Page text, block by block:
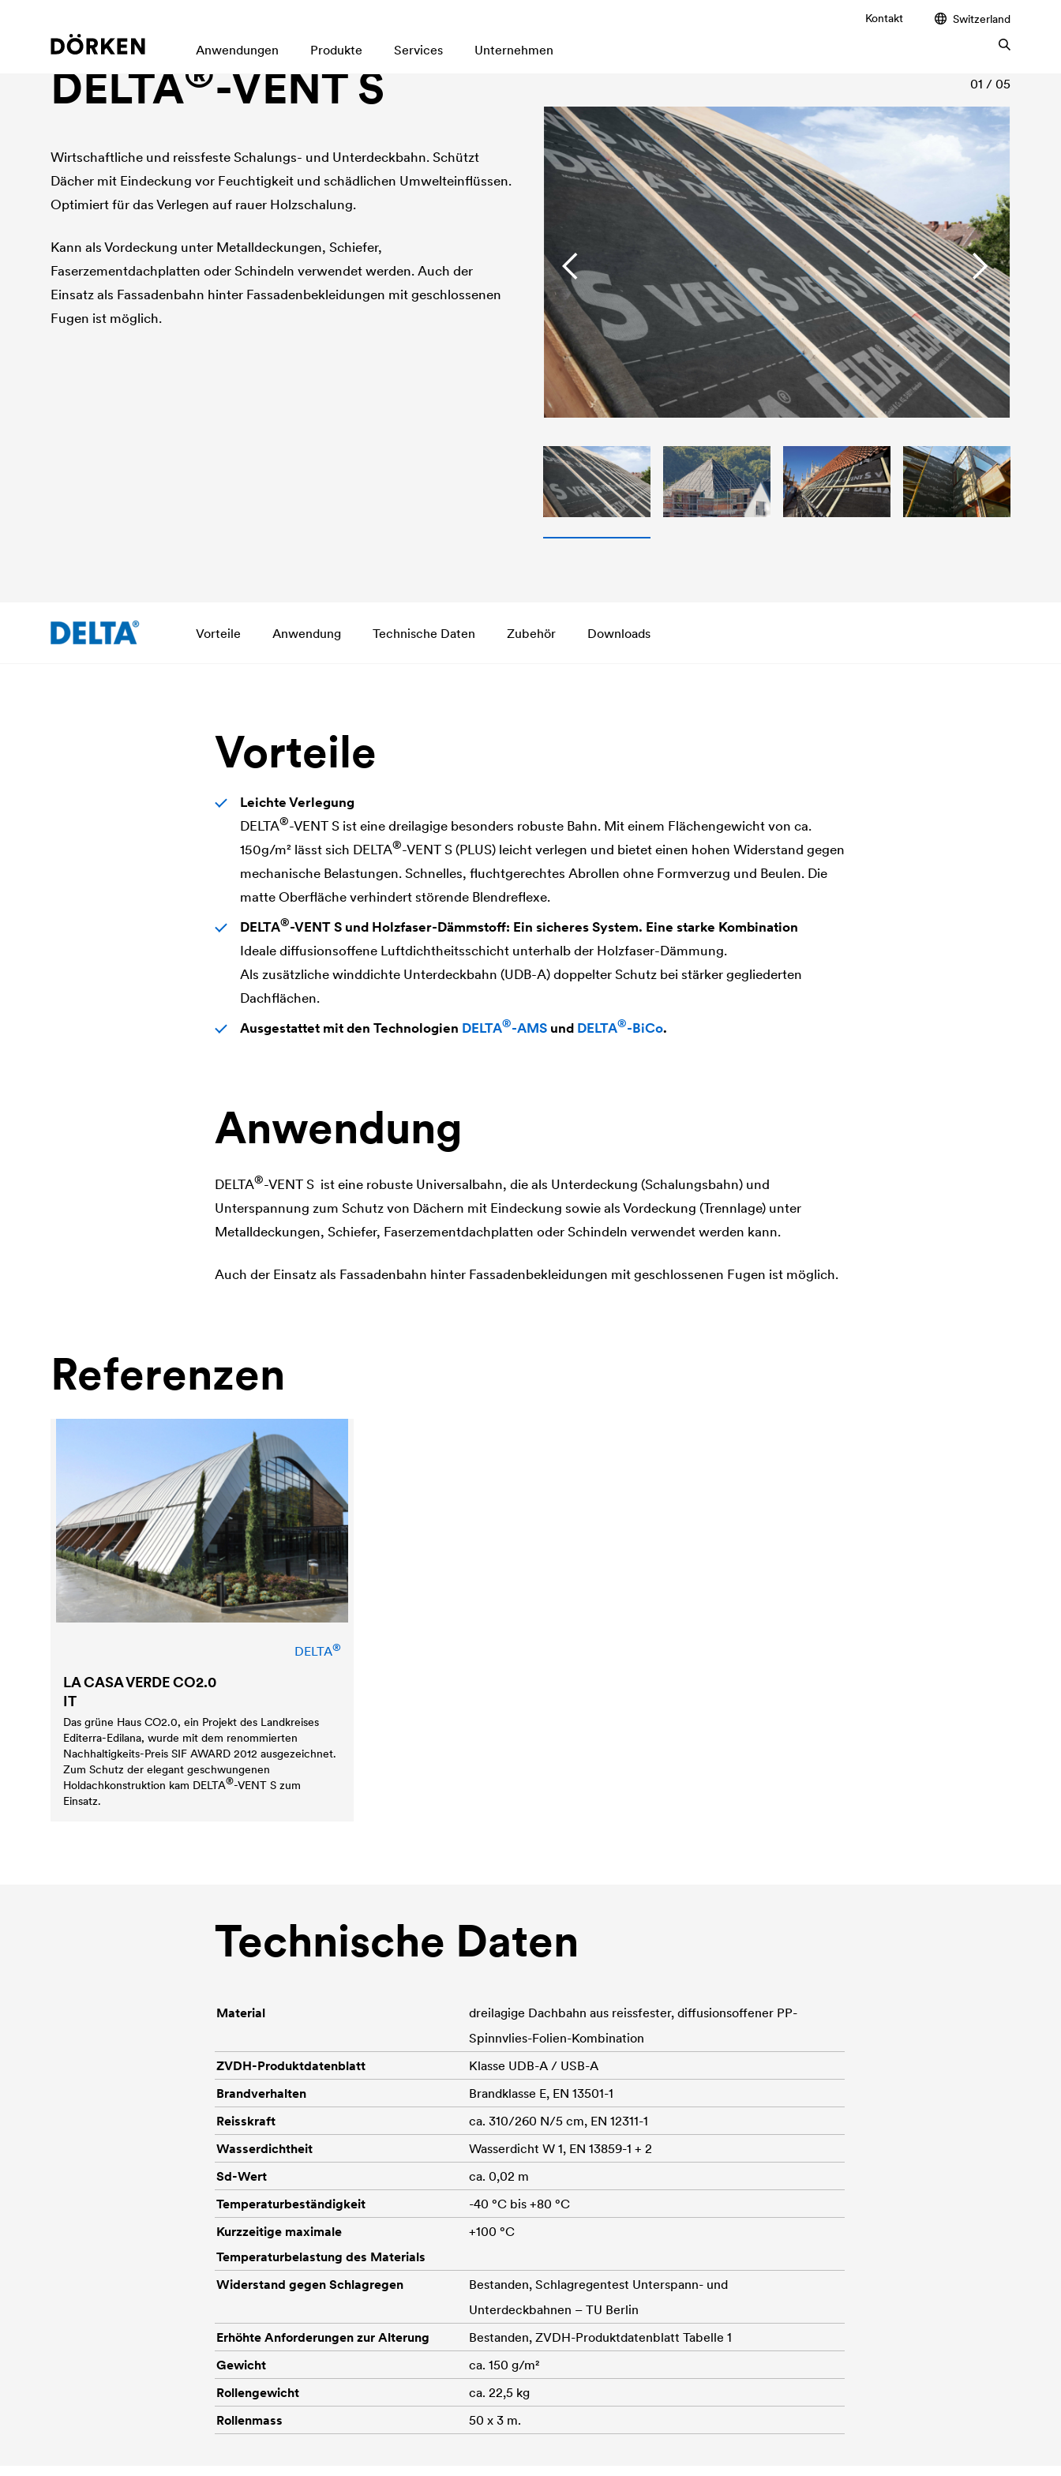
Kontakt Switzerland
Anwendungen Produkte Services Unternehmen
Steildachbahn, Schalungsbahn, Fassadenbahn bei geschlossenen Fugen
DELTA®-VENT S
Wirtschaftliche und reissfeste Schalungs- und Unterdeckbahn. Schützt
Dächer mit Eindeckung vor Feuchtigkeit und schädlichen Umwelteinflüssen.
Optimiert für das Verlegen auf rauer Holzschalung.
Kann als Vordeckung unter Metalldeckungen, Schiefer,
Faserzementdachplatten oder Schindeln verwendet werden. Auch der
Einsatz als Fassadenbahn hinter Fassadenbekleidungen mit geschlossenen
Fugen ist möglich.
01 / 05
Vorteile Anwendung Technische Daten Zubehör Downloads
Vorteile
Leichte Verlegung
DELTA®-VENT S ist eine dreilagige besonders robuste Bahn. Mit einem Flächengewicht von ca.
150g/m² lässt sich DELTA®-VENT S (PLUS) leicht verlegen und bietet einen hohen Widerstand gegen
mechanische Belastungen. Schnelles, fluchtgerechtes Abrollen ohne Formverzug und Beulen. Die
matte Oberfläche verhindert störende Blendreflexe.
DELTA®-VENT S und Holzfaser-Dämmstoff: Ein sicheres System. Eine starke Kombination
Ideale diffusionsoffene Luftdichtheitsschicht unterhalb der Holzfaser-Dämmung.
Als zusätzliche winddichte Unterdeckbahn (UDB-A) doppelter Schutz bei stärker gegliederten
Dachflächen.
Ausgestattet mit den Technologien DELTA®-AMS und DELTA®-BiCo.
Anwendung
DELTA®-VENT S ist eine robuste Universalbahn, die als Unterdeckung (Schalungsbahn) und
Unterspannung zum Schutz von Dächern mit Eindeckung sowie als Vordeckung (Trennlage) unter
Metalldeckungen, Schiefer, Faserzementdachplatten oder Schindeln verwendet werden kann.
Auch der Einsatz als Fassadenbahn hinter Fassadenbekleidungen mit geschlossenen Fugen ist möglich.
Referenzen
DELTA®
LA CASA VERDE CO2.0
IT
Das grüne Haus CO2.0, ein Projekt des Landkreises
Editerra-Edilana, wurde mit dem renommierten
Nachhaltigkeits-Preis SIF AWARD 2012 ausgezeichnet.
Zum Schutz der elegant geschwungenen
Holdachkonstruktion kam DELTA®-VENT S zum
Einsatz.
Technische Daten
Material
dreilagige Dachbahn aus reissfester, diffusionsoffener PP-
Spinnvlies-Folien-Kombination
ZVDH-Produktdatenblatt
Klasse UDB-A / USB-A
Brandverhalten
Brandklasse E, EN 13501-1
Reisskraft
ca. 310/260 N/5 cm, EN 12311-1
Wasserdichtheit
Wasserdicht W 1, EN 13859-1 + 2
Sd-Wert
ca. 0,02 m
Temperaturbeständigkeit
-40 °C bis +80 °C
Kurzzeitige maximale
Temperaturbelastung des Materials
+100 °C
Widerstand gegen Schlagregen
Bestanden, Schlagregentest Unterspann- und
Unterdeckbahnen – TU Berlin
Erhöhte Anforderungen zur Alterung
Bestanden, ZVDH-Produktdatenblatt Tabelle 1
Gewicht
ca. 150 g/m²
Rollengewicht
ca. 22,5 kg
Rollenmass
50 x 3 m.